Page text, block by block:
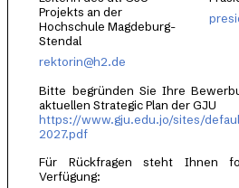
Projekts an der
Hochschule Magdeburg-
Stendal
rektorin@h2.de
Bitte begründen Sie Ihre
aktuellen Strategic Plan der GJU
https://www.gju.edu.jo/sites/
2027.pdf
Für Rückfragen steht Ihnen
Verfügung: